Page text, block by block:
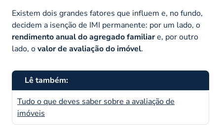
Existem dois grandes fatores que influem e, no fundo,
decidem a isenção de IMI permanente: por um lado, o
rendimento anual do agregado familiare, por outro
lado, ovalor de avaliação do imóvel.
Lê também:
Tudo o que deves saber sobre a avaliação de
imóveis